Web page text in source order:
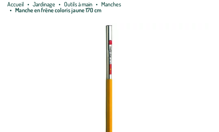
Accueil Jardinage Outils à main
Manches
Manche en frêne coloris jaune 170 cm